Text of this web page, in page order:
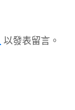
以發表留言。